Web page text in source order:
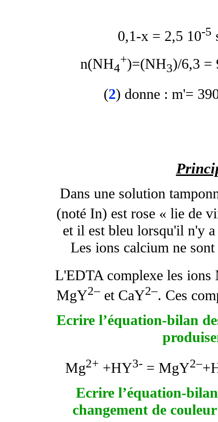
0,1-x = 2,5 10-5
n(NH4
+)=(NH3)/6,3 =
(2) donne : m'=
Dans une solution
(noté In) est rose « lie de
et il est bleu lorsqu'il n'y
Les ions calcium ne
L'EDTA complexe les ions
MgY2– et CaY2–. Ces
Ecrire l’équation-bilan
Mg2+ +HY3- = MgY2–
Ecrire l’équation-
changement de